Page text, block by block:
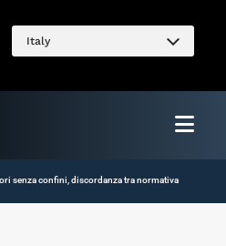
Italy
senza confini, discordanza tra normativa